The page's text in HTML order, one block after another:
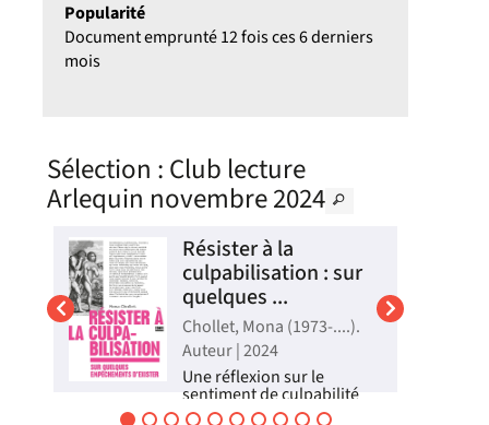
Popularité
Document emprunté 12 fois ces 6 derniers
mois
Sélection : Club lecture
Arlequin novembre 2024
Résister à la
culpabilisation : sur
quelques ...
Chollet, Mona (1973-....).
Auteur | 2024
Une réflexion sur le
sentiment de culpabilité
dans la société, qui